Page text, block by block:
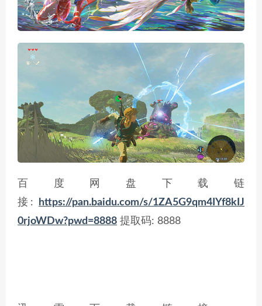
百度网盘下载 链
接:
https://pan.baidu.com/s/1ZA5G9qm4IYf8kIJ
0rjoWDw?pwd=8888 提取码: 8888